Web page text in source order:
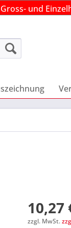
und
und
10,27
zzgl. MwSt.
und